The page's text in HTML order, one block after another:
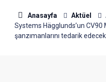
Anasayfa Aktüel
Systems Hägglunds’un CV90
şanzımanlarını tedarik edecek